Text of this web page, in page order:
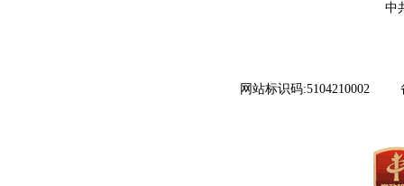
中
网站标识码:5104210002